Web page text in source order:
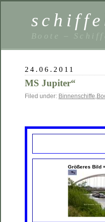
Boote –
24.06.2011
MS Jupiter“
Filed under: Binnenschiffe,
Größeres Bild